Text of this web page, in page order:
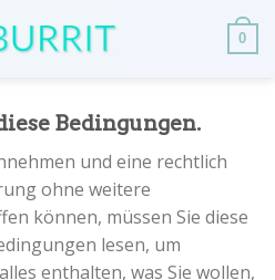
0
Bedingungen.
und eine rechtlich
ohne weitere
können, müssen Sie diese
lesen, um
enthalten, was Sie wollen,